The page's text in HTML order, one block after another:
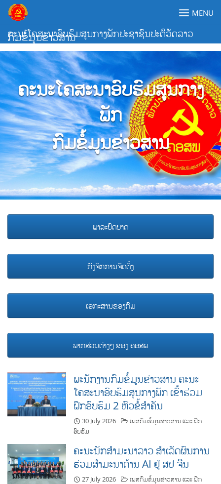
Skip
content
ຄະນະໂຄສະນາອົບຮົມສູນກາງພັກປະຊາຊົນປະຕິວັດລາວ
MENU
ກົມຂໍ້ມູນຂ່າວສານ
ຄະນະໂຄສະນາອົບຮົມສູນກາງ
ພັກ
ກົມຂໍ້ມູນຂ່າວສານ
ພາລະບົດບາດ
ກົງຈັກການຈັດຕັ້ງ
ເອກະສານຂອງກົມ
ພາກສ່ວນຕ່າງໆ ຂອງ ຄອສພ
ພະນັກງານກົມຂໍ້ມູນຂ່າວສານ ຄະນະ
ໂຄສະນາອົບຮົມສູນກາງພັກ ເຂົ້າຮ່ວມ
ຝຶກອົບຮົມ 2 ຫົວຂໍ້ສຳຄັນ
30 July 2026
ເພສກົມຂໍ້ມູນຂ່າວສານ ແລະ ຝຶກ
ອົບຮົມ
ຄະນະນັກສຳມະນາລາວ ສຳເລັດຜົນການ
ຮ່ວມສຳມະນາດ້ານ AI ຢູ່ ສປ ຈີນ
27 July 2026
ເພສກົມຂໍ້ມູນຂ່າວສານ ແລະ ຝຶກ